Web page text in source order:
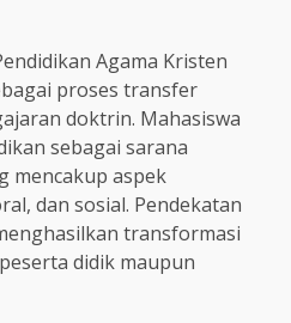
Agama Kristen
proses transfer
doktrin. Mahasiswa
sebagai sarana
mencakup aspek
dan sosial. Pendekatan
transformasi
didik maupun